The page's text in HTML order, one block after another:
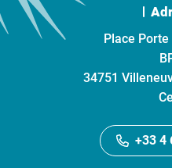
Place
34751
+33 4